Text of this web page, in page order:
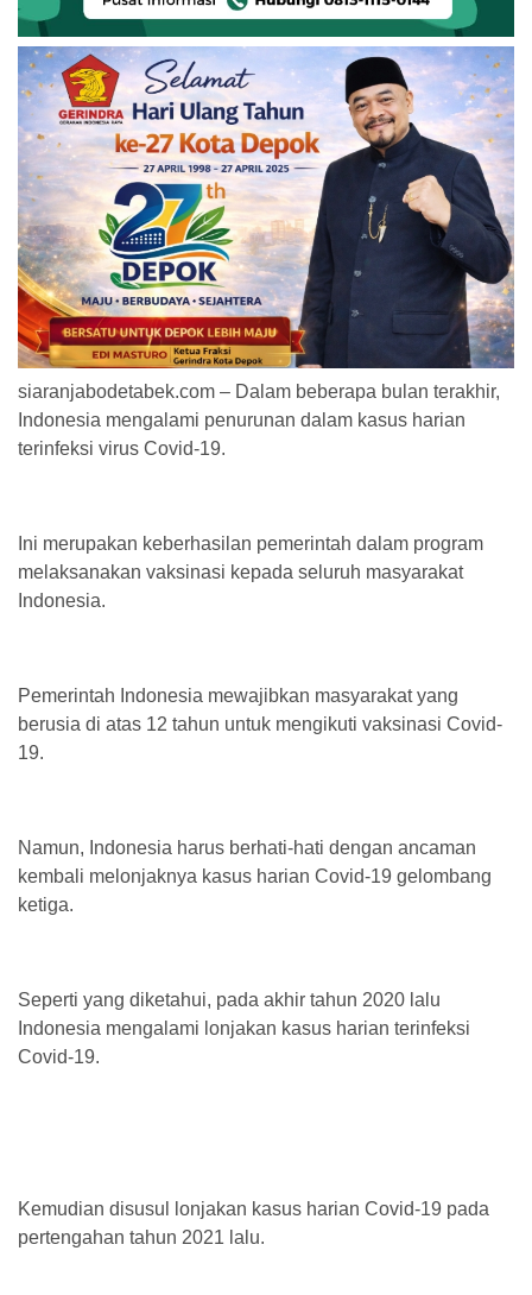
siaranjabodetabek.com – Dalam beberapa bulan terakhir,
Indonesia mengalami penurunan dalam kasus harian
terinfeksi virus Covid-19.
Ini merupakan keberhasilan pemerintah dalam program
melaksanakan vaksinasi kepada seluruh masyarakat
Indonesia.
Pemerintah Indonesia mewajibkan masyarakat yang
berusia di atas 12 tahun untuk mengikuti vaksinasi Covid-
19.
Namun, Indonesia harus berhati-hati dengan ancaman
kembali melonjaknya kasus harian Covid-19 gelombang
ketiga.
Seperti yang diketahui, pada akhir tahun 2020 lalu
Indonesia mengalami lonjakan kasus harian terinfeksi
Covid-19.
Kemudian disusul lonjakan kasus harian Covid-19 pada
pertengahan tahun 2021 lalu.